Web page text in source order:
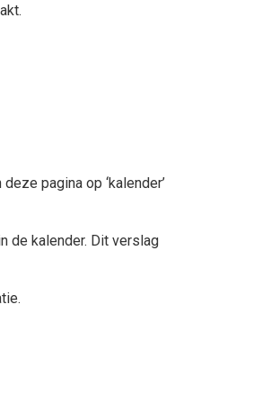
pagina op ‘kalender’
de kalender. Dit verslag